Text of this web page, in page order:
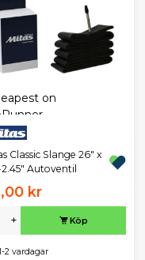
Classic Slange 26" x
2.45" Autoventil
kr
+ Köp
2 vardagar